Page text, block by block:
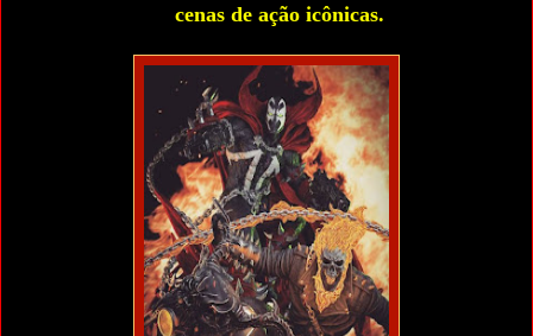
cenas de ação icônicas.